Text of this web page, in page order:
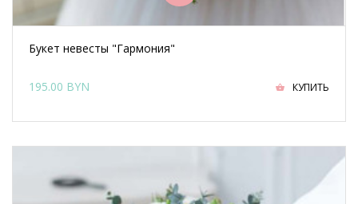
Букет невесты "Гармония"
195.00 BYN КУПИТЬ